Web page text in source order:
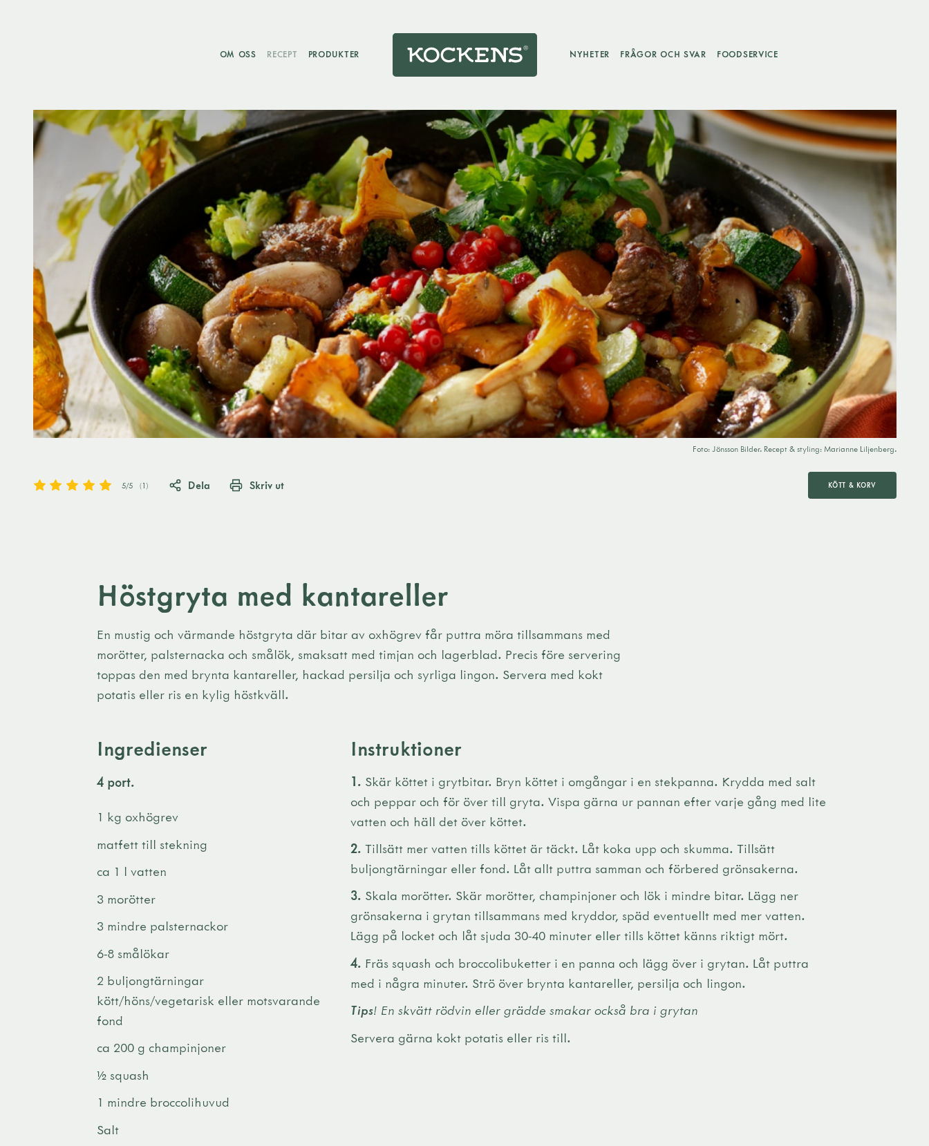
OM OSS RECEPT PRODUKTER NYHETER FRÅGOR OCH SVAR FOODSERVICE
Foto: Jönsson Bilder. Recept & styling: Marianne Liljenberg.
5/5 (1 ) Dela Skriv ut KÖTT & KORV
Höstgryta med kantareller
En mustig och värmande höstgryta där bitar av oxhögrev får puttra möra tillsammans med
morötter, palsternacka och smålök, smaksatt med timjan och lagerblad. Precis före servering
toppas den med brynta kantareller, hackad persilja och syrliga lingon. Servera med kokt
potatis eller ris en kylig höstkväll.
Ingredienser
4 port.
1 kg oxhögrev
matfett till stekning
ca 1 l vatten
3 morötter
3 mindre palsternackor
6-8 smålökar
2 buljongtärningar
kött/höns/vegetarisk eller motsvarande
fond
ca 200 g champinjoner
½ squash
1 mindre broccolihuvud
Salt
Instruktioner
1. Skär köttet i grytbitar. Bryn köttet i omgångar i en stekpanna. Krydda med salt
och peppar och för över till gryta. Vispa gärna ur pannan efter varje gång med lite
vatten och häll det över köttet.
2. Tillsätt mer vatten tills köttet är täckt. Låt koka upp och skumma. Tillsätt
buljongtärningar eller fond. Låt allt puttra samman och förbered grönsakerna.
3. Skala morötter. Skär morötter, champinjoner och lök i mindre bitar. Lägg ner
grönsakerna i grytan tillsammans med kryddor, späd eventuellt med mer vatten.
Lägg på locket och låt sjuda 30-40 minuter eller tills köttet känns riktigt mört.
4. Fräs squash och broccolibuketter i en panna och lägg över i grytan. Låt puttra
med i några minuter. Strö över brynta kantareller, persilja och lingon.
Tips! En skvätt rödvin eller grädde smakar också bra i grytan
Servera gärna kokt potatis eller ris till.